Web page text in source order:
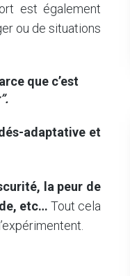
est également
ou de situations
que c’est
adaptative et
la peur de
etc… Tout cela